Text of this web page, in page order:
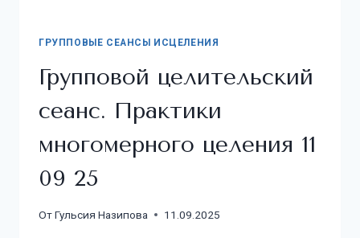
ГРУППОВЫЕ СЕАНСЫ ИСЦЕЛЕНИЯ
Групповой целительский
сеанс. Практики
многомерного целения 11
09 25
ОтГульсия Назипова 11.09.2025